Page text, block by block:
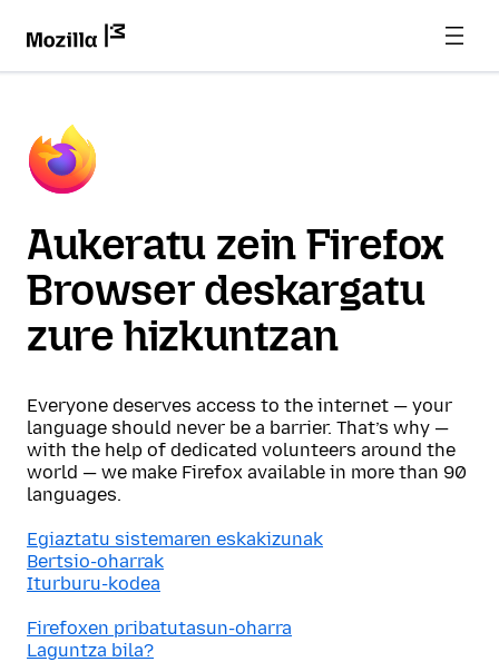
Aukeratu zein Firefox
Browser deskargatu
zure hizkuntzan
Everyone deserves access to the internet — your
language should never be a barrier. That’s why —
with the help of dedicated volunteers around the
world — we make Firefox available in more than 90
languages.
Egiaztatu sistemaren eskakizunak
Bertsio-oharrak
Iturburu-kodea
Firefoxen pribatutasun-oharra
Laguntza bila?